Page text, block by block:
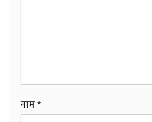
नाम*